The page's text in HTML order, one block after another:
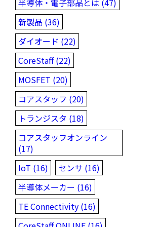
新製品 (36)
ダイオード (22)
CoreStaff (22)
MOSFET (20)
コアスタッフ (20)
トランジスタ (18)
コアスタッフオンライン
(17)
IoT (16)
センサ (16)
半導体メーカー (16)
TE Connectivity (16)